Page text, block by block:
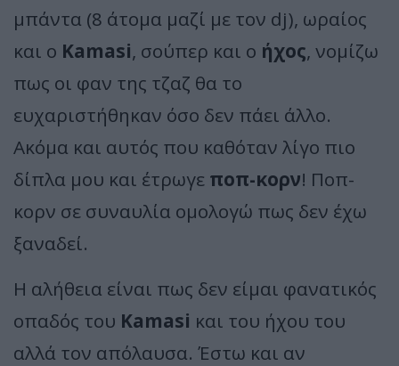
μπάντα (8 άτομα μαζί με τον dj), ωραίος
και ο Kamasi, σούπερ και ο ήχος, νομίζω
πως οι φαν της τζαζ θα το
ευχαριστήθηκαν όσο δεν πάει άλλο.
Ακόμα και αυτός που καθόταν λίγο πιο
δίπλα μου και έτρωγε ποπ-κορν! Ποπ-
κορν σε συναυλία ομολογώ πως δεν έχω
ξαναδεί.
Η αλήθεια είναι πως δεν είμαι φανατικός
οπαδός του Kamasi και του ήχου του
αλλά τον απόλαυσα. Έστω και αν